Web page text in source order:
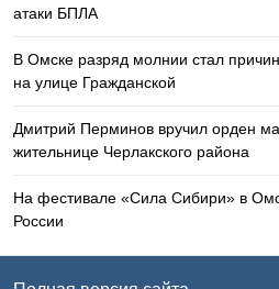
В Омске разряд молнии стал
на улице Гражданской
Дмитрий Перминов вручил орден
жительнице Черлакского района
На фестивале «Сила Сибири» в
России